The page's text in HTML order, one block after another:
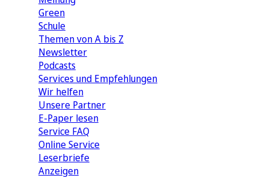
Green
Schule
Themen von A bis Z
Newsletter
Podcasts
Services und Empfehlungen
Wir helfen
Unsere Partner
E-Paper lesen
Service FAQ
Online Service
Leserbriefe
Anzeigen